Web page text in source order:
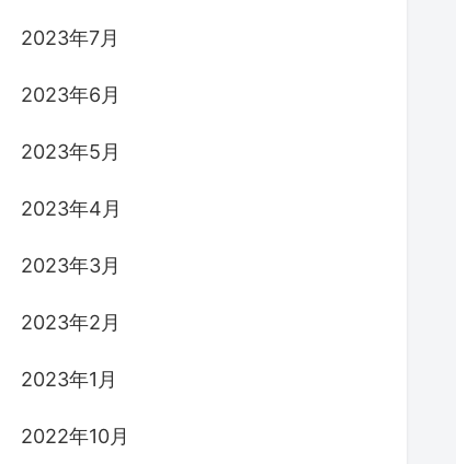
2023年7月
2023年6月
2023年5月
2023年4月
2023年3月
2023年2月
2023年1月
2022年10月